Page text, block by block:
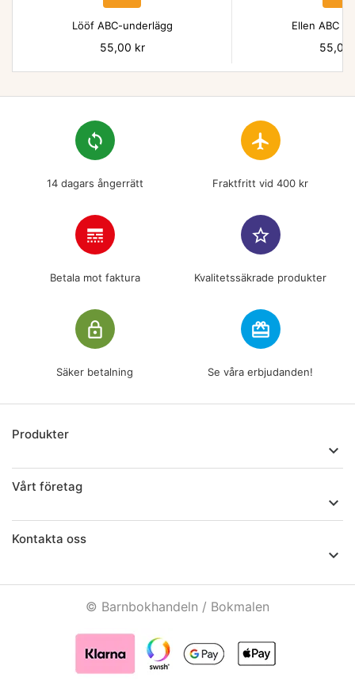
Lööf ABC-underlägg
Pris
55,00 kr
Ellen ABC
Pris
55,00
loop
14 dagars ångerrätt
flight
Fraktfritt vid 400 kr
line_style
Betala mot faktura
star_border
Kvalitetssäkrade produkter
lock_outline
Säker betalning
redeem
Se våra erbjudanden!
Produkter

Vårt företag

Kontakta oss

© Barnbokhandeln / Bokmalen